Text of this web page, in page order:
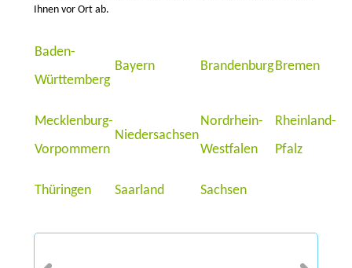
Ihnen vor Ort ab.
Baden-
Württemberg
Bayern Brandenburg Bremen
Mecklenburg-
Vorpommern
Niedersachsen
Nordrhein-
Westfalen
Rheinland-
Pfalz
Thüringen Saarland Sachsen